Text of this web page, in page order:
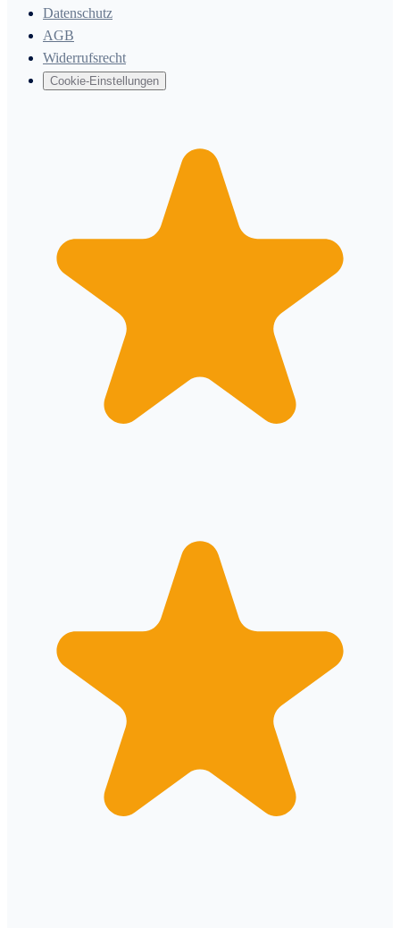
Datenschutz
AGB
Widerrufsrecht
Cookie-Einstellungen